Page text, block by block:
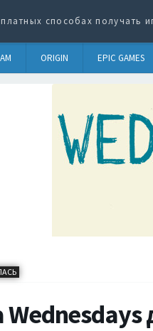
способах получать
ORIGIN EPIC GAMES
Wednesdays